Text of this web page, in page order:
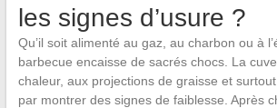
les signes d’usure ?
Qu’il soit alimenté au gaz, au charbon ou à
barbecue encaisse de sacrés chocs. La
chaleur, aux projections de graisse et
par montrer des signes de faiblesse. Après